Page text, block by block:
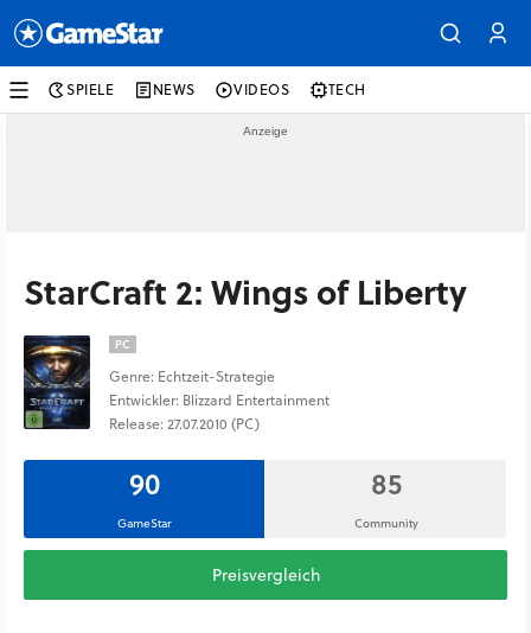
SPIELE NEWS VIDEOS TECH
StarCraft 2: Wings of Liberty
PC
Genre: Echtzeit-Strategie
Entwickler: Blizzard Entertainment
Release: 27.07.2010 (PC)
90
GameStar
85
Community
Preisvergleich